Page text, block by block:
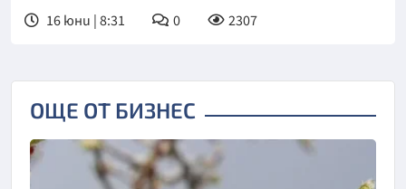
16 юни | 8:31 0 2307
ОЩЕ ОТ БИЗНЕС